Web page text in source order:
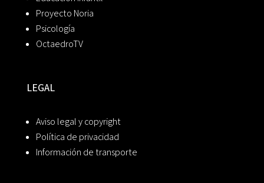
Proyecto Noria
Psicología
OctaedroTV
LEGAL
Aviso legal y copyright
Política de privacidad
Información de transporte